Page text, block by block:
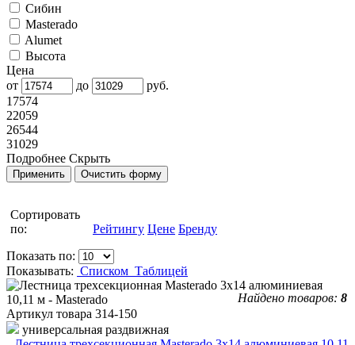
Сибин
Masterado
Alumet
Высота
Цена
от
до
руб.
17574
22059
26544
31029
Подробнее Скрыть
Сортировать
по:
Рейтингу Цене Бренду
Показать по:
Показывать: Списком Таблицей
Найдено товаров: 8
Артикул товара 314-150
универсальная раздвижная